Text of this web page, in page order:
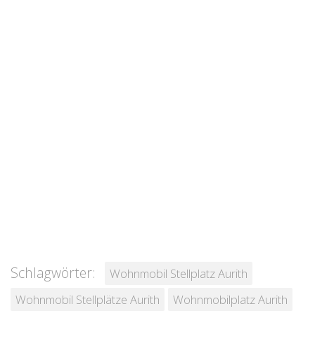
Schlagwörter:
Wohnmobil Stellplatz Aurith
Wohnmobil Stellplätze Aurith
Wohnmobilplatz Aurith